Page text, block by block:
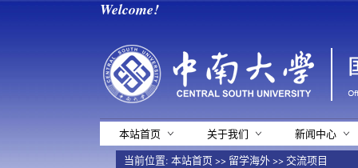
Welcome!
本站首页 关于我们
新闻中心
当前位置: 本站首页>> 留学海外>>交流项目